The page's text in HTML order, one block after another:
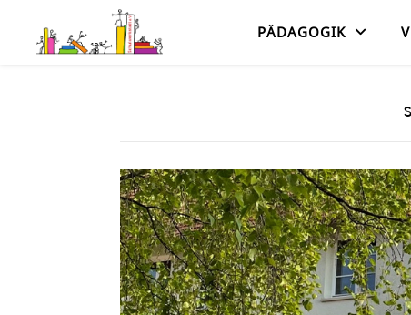
PÄDAGOGIK